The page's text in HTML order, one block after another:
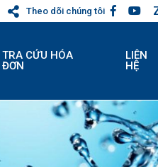
Theo dõi chúng tôi
TRA CỨU HÓA
ĐƠN
LIÊN
HỆ